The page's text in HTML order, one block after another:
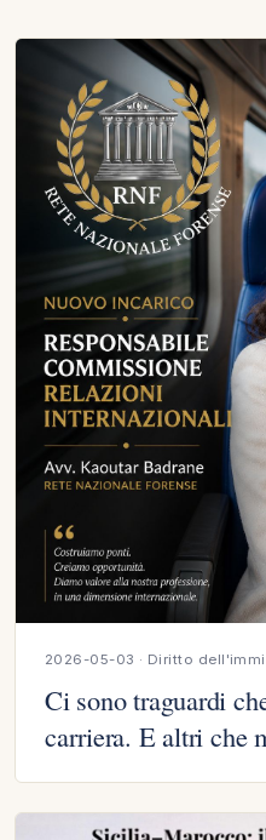
2026-05-03 · Diritto
Ci sono traguardi
carriera. E altri che